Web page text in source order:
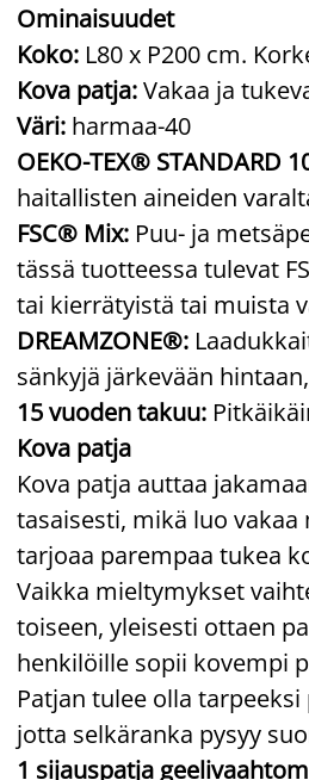
Ominaisuudet
Koko: L80 x P200 cm.
Kova patja:Vakaa ja
Väri: harmaa-40
OEKO-TEX® STANDARD
haitallisten aineiden
FSC® Mix: Puu- ja
tässä tuotteessa tulevat
tai kierrätyistä tai muista
DREAMZONE®:
sänkyjä järkevään hintaan,
15 vuoden takuu:
Kova patja
Kova patja auttaa
tasaisesti, mikä luo
tarjoaa parempaa tukea
Vaikka mieltymykset
toiseen, yleisesti ottaen
henkilöille sopii kovempi
Patjan tulee olla
jotta selkäranka pysyy
1 sijauspatja